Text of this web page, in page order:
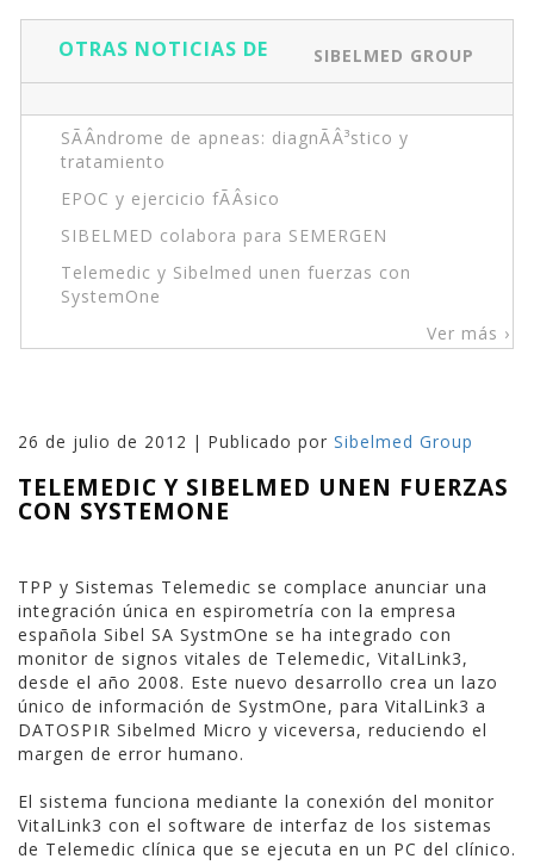
OTRAS NOTICIAS DE SIBELMED GROUP
SÃÂ­ndrome de apneas: diagnÃÂ³stico y
tratamiento
EPOC y ejercicio fÃÂ­sico
SIBELMED colabora para SEMERGEN
Telemedic y Sibelmed unen fuerzas con
SystemOne
Ver más ›
26 de julio de 2012 | Publicado por Sibelmed Group
TELEMEDIC Y SIBELMED UNEN FUERZAS
CON SYSTEMONE
TPP y Sistemas Telemedic se complace anunciar una
integración única en espirometría con la empresa
española Sibel SA SystmOne se ha integrado con
monitor de signos vitales de Telemedic, VitalLink3,
desde el año 2008. Este nuevo desarrollo crea un lazo
único de información de SystmOne, para VitalLink3 a
DATOSPIR Sibelmed Micro y viceversa, reduciendo el
margen de error humano.
El sistema funciona mediante la conexión del monitor
VitalLink3 con el software de interfaz de los sistemas
de Telemedic clínica que se ejecuta en un PC del clínico.